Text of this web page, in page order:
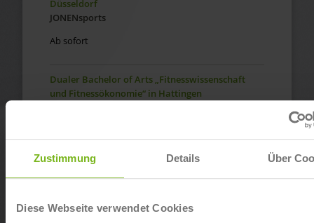
Zustimmung Details Über
Diese Webseite verwendet Cookies
Düsseldorf
JONENsports
Ab sofort
Dualer Bachelor of Arts „Fitnesswissenschaft
und Fitnessökonomie“ in Hattingen
Dualer Bachelor of Arts „Management im
Gesundheitswesen“ in Stuttgart